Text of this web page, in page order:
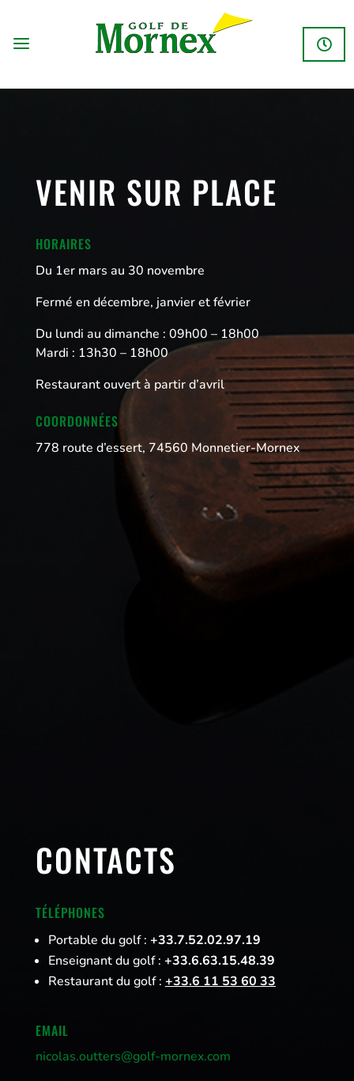
VENIR SUR PLACE
HORAIRES
Du 1er mars au 30 novembre
Fermé en décembre, janvier et février
Du lundi au dimanche : 09h00 – 18h00
Mardi : 13h30 – 18h00
Restaurant ouvert à partir d’avril
COORDONNÉES
778 route d’essert, 74560 Monnetier-Mornex
CONTACTS
TÉLÉPHONES
Portable du golf : +33.7.52.02.97.19
Enseignant du golf : +33.6.63.15.48.39
Restaurant du golf : +33.6 11 53 60 33
EMAIL
nicolas.outters@golf-mornex.com